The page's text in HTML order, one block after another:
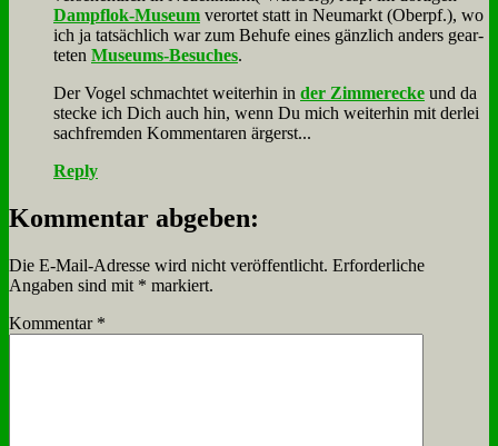
Dampf­lok-Mu­se­um ver­or­tet statt in Neu­markt (Oberpf.), wo
ich ja tat­säch­lich war zum Be­hu­fe ei­nes gänz­lich an­ders ge­ar­
te­ten Mu­se­ums-Be­su­ches.
Der Vo­gel schmach­tet wei­ter­hin in der Zim­mer­ecke und da
stecke ich Dich auch hin, wenn Du mich wei­ter­hin mit der­lei
sach­frem­den Kom­men­ta­ren är­gerst...
Reply
Kommentar abgeben:
Die E-Mail-Adresse wird nicht veröffentlicht. Erforderliche
Angaben sind mit * markiert.
Kommentar *